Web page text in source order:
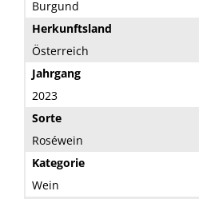
Burgund
Herkunftsland
Österreich
Jahrgang
2023
Sorte
Roséwein
Kategorie
Wein